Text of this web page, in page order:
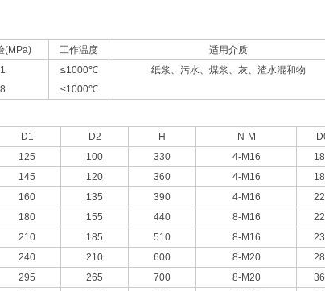
(MPa) 工作温度
适用介质
≤1000℃
≤1000℃
纸浆、污水、煤浆、灰、渣水混和物
D1 D2 H N-M
125 100 330 4-M16
145 120 360 4-M16
160 135 390 4-M16
180 155 440 8-M16
210 185 510 8-M16
240 210 600 8-M20
295 265 700 8-M20